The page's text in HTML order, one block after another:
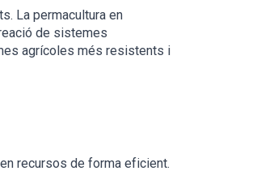
La permacultura en
de sistemes
agrícoles més resistents i
recursos de forma eficient.